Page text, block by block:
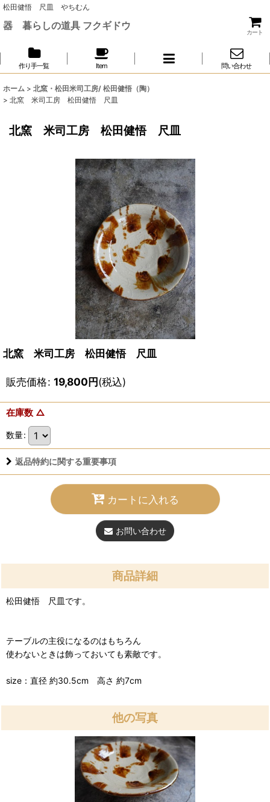
松田健悟 尺皿 やちむん
器 暮らしの道具 フクギドウ
カート
作り手一覧 Item 問い合わせ
ホーム > 北窯・松田米司工房/ 松田健悟（陶）
> 北窯 米司工房 松田健悟 尺皿
北窯 米司工房 松田健悟 尺皿
北窯 米司工房 松田健悟 尺皿
販売価格: 19,800円(税込)
在庫数 △
数量:
返品特約に関する重要事項
カートに入れる
お問い合わせ
商品詳細
松田健悟 尺皿です。
テーブルの主役になるのはもちろん
使わないときは飾っておいても素敵です。
size：直径 約30.5cm 高さ 約7cm
他の写真